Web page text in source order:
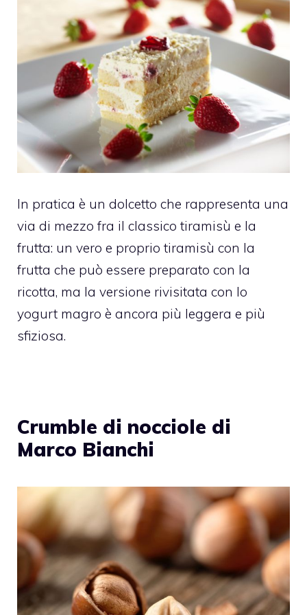
In pratica è un dolcetto che rappresenta una
via di mezzo fra il classico tiramisù e la
frutta: un vero e proprio tiramisù con la
frutta che può essere preparato con la
ricotta, ma la versione rivisitata con lo
yogurt magro è ancora più leggera e più
sfiziosa.
Crumble di nocciole di
Marco Bianchi